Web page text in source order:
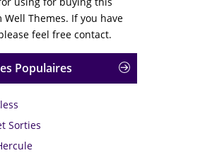
Themes. If you have
feel free contact.
Populaires
Sorties